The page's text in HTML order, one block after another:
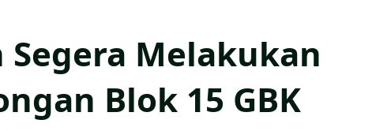
Melakukan
Blok 15 GBK